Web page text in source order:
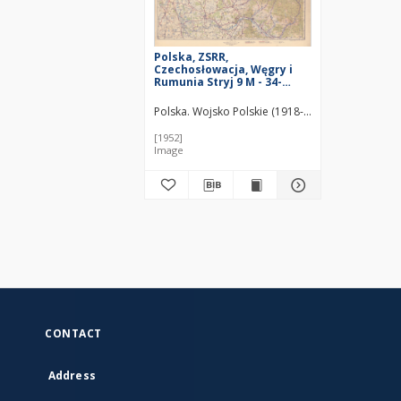
Polska, ZSRR,
Czechosłowacja, Węgry i
Rumunia Stryj 9 M - 34-
Polska. Wojsko Polskie (1918-1939). Sztab
[1952]
Image
CONTACT
Address